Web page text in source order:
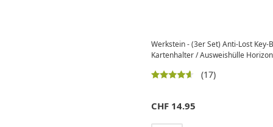
Werkstein - (3er Set) Anti-Lost
Kartenhalter / Ausweishülle
(17)
CHF 14.95